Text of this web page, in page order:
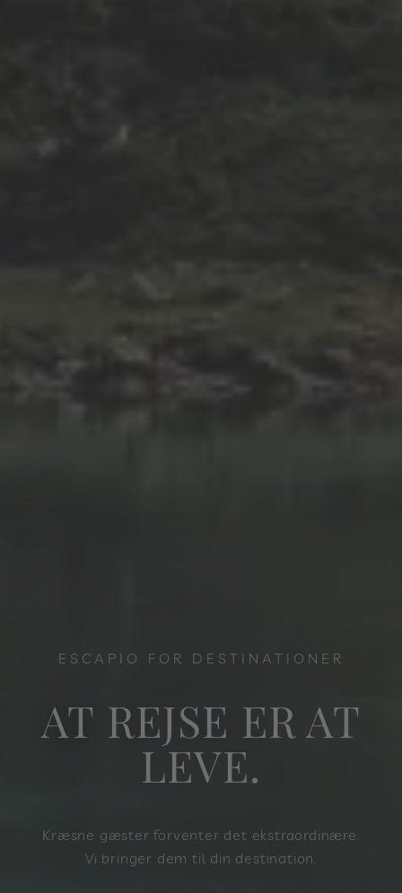
ESCAPIO FOR DESTINATIONER
AT REJSE ER AT
LEVE.
Kræsne gæster forventer det ekstraordinære.
Vi bringer dem til din destination.